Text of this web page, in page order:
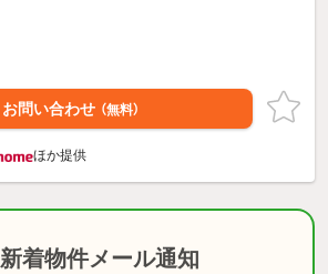
お問い合わせ （無料）
ほか提供
新着物件メール通知